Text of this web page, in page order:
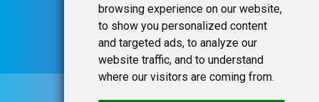
browsing experience on our website,
to show you personalized content
and targeted ads, to analyze our
website traffic, and to understand
where our visitors are coming from.